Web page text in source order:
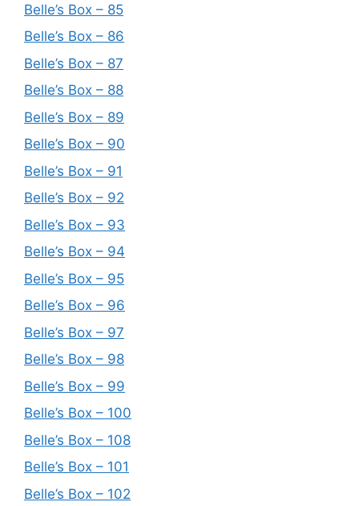
Belle’s Box – 85
Belle’s Box – 86
Belle’s Box – 87
Belle’s Box – 88
Belle’s Box – 89
Belle’s Box – 90
Belle’s Box – 91
Belle’s Box – 92
Belle’s Box – 93
Belle’s Box – 94
Belle’s Box – 95
Belle’s Box – 96
Belle’s Box – 97
Belle’s Box – 98
Belle’s Box – 99
Belle’s Box – 100
Belle’s Box – 108
Belle’s Box – 101
Belle’s Box – 102